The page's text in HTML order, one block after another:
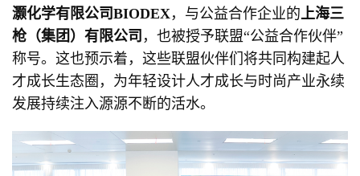
灏化学有限公司BIODEX ，与公益合作企业的 上海三
枪（集团）有限公司 ，也被授予联盟“公益合作伙伴”
称号。这也预示着，这些联盟伙伴们将共同构建起人
才成长生态圈，为年轻设计人才成长与时尚产业永续
发展持续注入源源不断的活水。